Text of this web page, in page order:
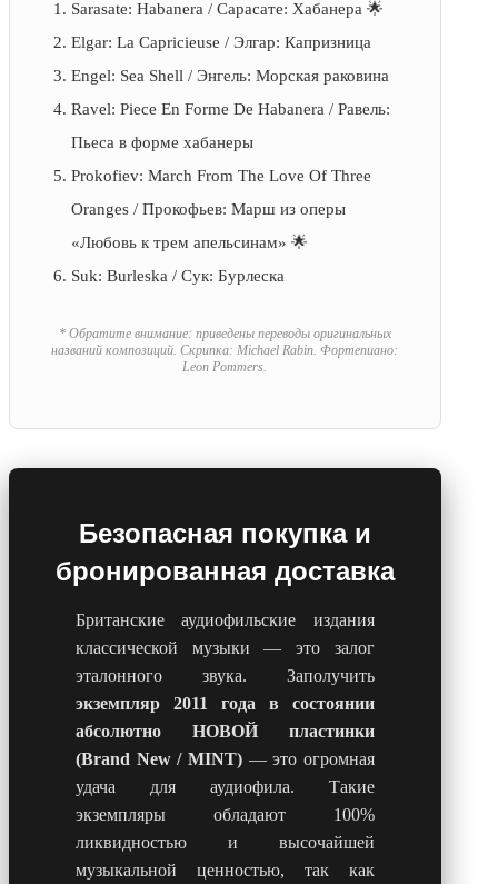
Sarasate: Habanera / Сарасате: Хабанера 🌟
Elgar: La Capricieuse / Элгар: Капризница
Engel: Sea Shell / Энгель: Морская раковина
Ravel: Piece En Forme De Habanera / Равель:
Пьеса в форме хабанеры
Prokofiev: March From The Love Of Three
Oranges / Прокофьев: Марш из оперы
«Любовь к трем апельсинам» 🌟
Suk: Burleska / Сук: Бурлеска
* Обратите внимание: приведены переводы оригинальных
названий композиций. Скрипка: Michael Rabin. Фортепиано:
Leon Pommers.
Безопасная покупка и
бронированная доставка
Британские аудиофильские издания
классической музыки — это залог
эталонного звука. Заполучить
экземпляр 2011 года в состоянии
абсолютно НОВОЙ пластинки
(Brand New / MINT)— это огромная
удача для аудиофила. Такие
экземпляры обладают 100%
ликвидностью и высочайшей
музыкальной ценностью, так как